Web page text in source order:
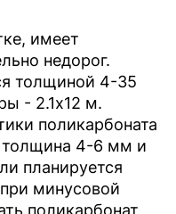
имеет
недорог.
толщиной 4-35
- 2.1х12 м.
поликарбоната
толщина 4-6 мм и
планируется
минусовой
поликарбонат